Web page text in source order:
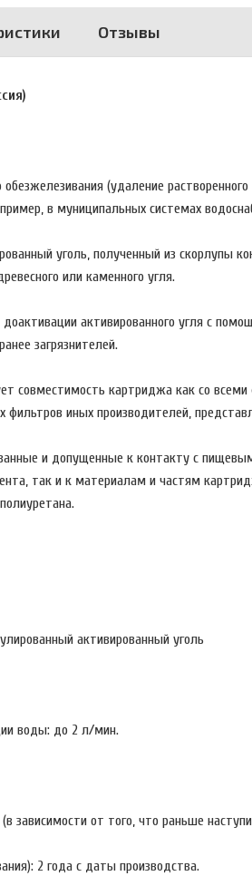
Отзывы
обезжелезивания (удаление
в муниципальных системах
уголь, полученный из скорлупы
или каменного угля.
активированного угля с
загрязнителей.
совместимость картриджа как со
иных производителей,
и допущенные к контакту с
так и к материалам и частям
активированный уголь
воды: до 2 л/мин.
зависимости от того, что раньше
2 года с даты производства.